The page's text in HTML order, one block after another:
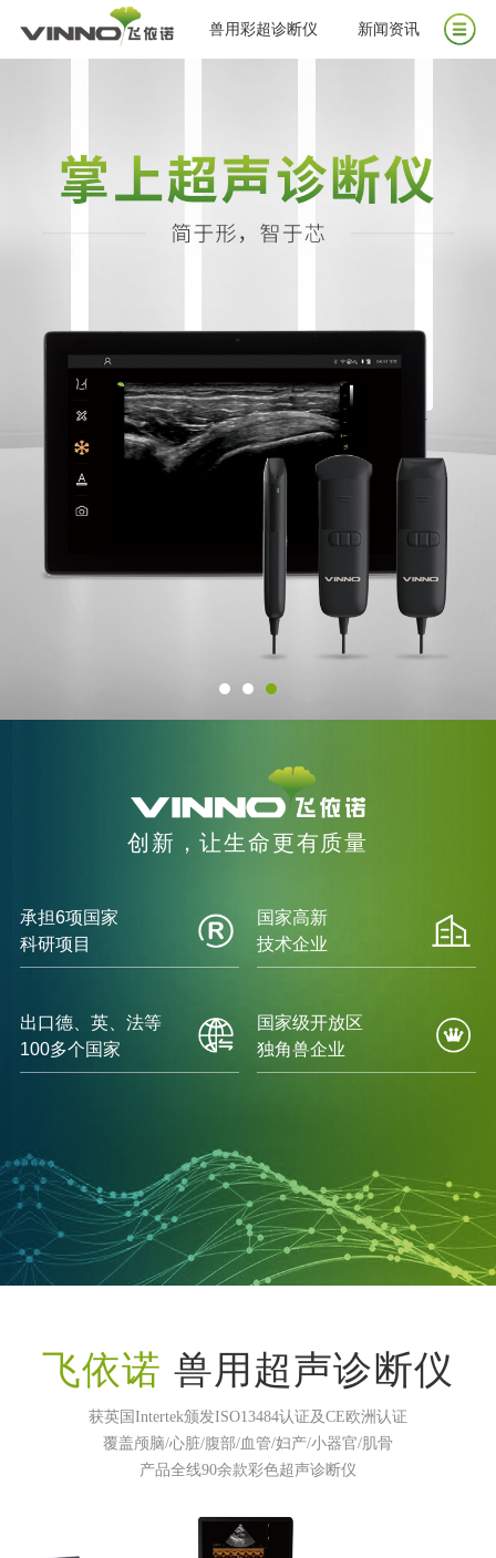
兽用彩超诊断仪 新闻资讯
创新，让生命更有质量
承担6项国家
科研项目
国家高新
技术企业
出口德、英、法等
100多个国家
国家级开放区
独角兽企业
飞依诺 兽用超声诊断仪
获英国Intertek颁发ISO13484认证及CE欧洲认证
覆盖颅脑/心脏/腹部/血管/妇产/小器官/肌骨
产品全线90余款彩色超声诊断仪